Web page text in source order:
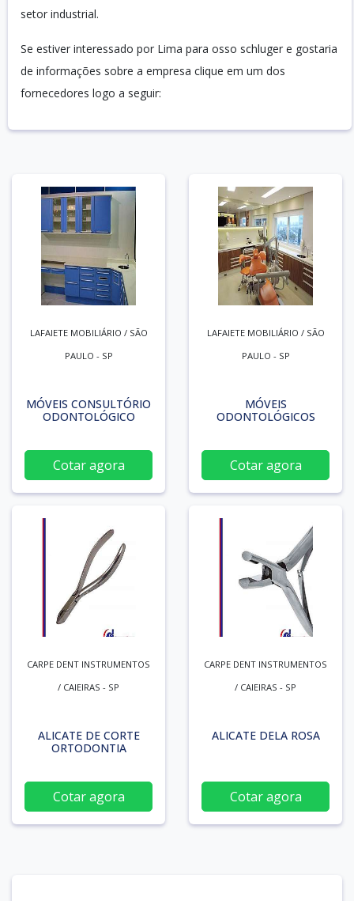
setor industrial.
Se estiver interessado por Lima para osso schluger e gostaria
de informações sobre a empresa clique em um dos
fornecedores logo a seguir:
LAFAIETE MOBILIÁRIO / SÃO
PAULO - SP
MÓVEIS CONSULTÓRIO
ODONTOLÓGICO
Cotar agora
LAFAIETE MOBILIÁRIO / SÃO
PAULO - SP
MÓVEIS
ODONTOLÓGICOS
Cotar agora
CARPE DENT INSTRUMENTOS
/ CAIEIRAS - SP
ALICATE DE CORTE
ORTODONTIA
Cotar agora
CARPE DENT INSTRUMENTOS
/ CAIEIRAS - SP
ALICATE DELA ROSA
Cotar agora